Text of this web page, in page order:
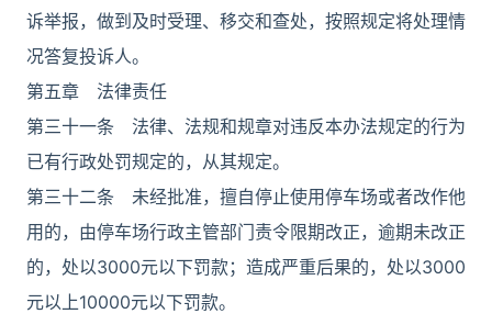
诉举报，做到及时受理、移交和查处，按照规定将处理情
况答复投诉人。
第五章 法律责任
第三十一条 法律、法规和规章对违反本办法规定的行为
已有行政处罚规定的，从其规定。
第三十二条 未经批准，擅自停止使用停车场或者改作他
用的，由停车场行政主管部门责令限期改正，逾期未改正
的，处以3000元以下罚款；造成严重后果的，处以3000
元以上10000元以下罚款。